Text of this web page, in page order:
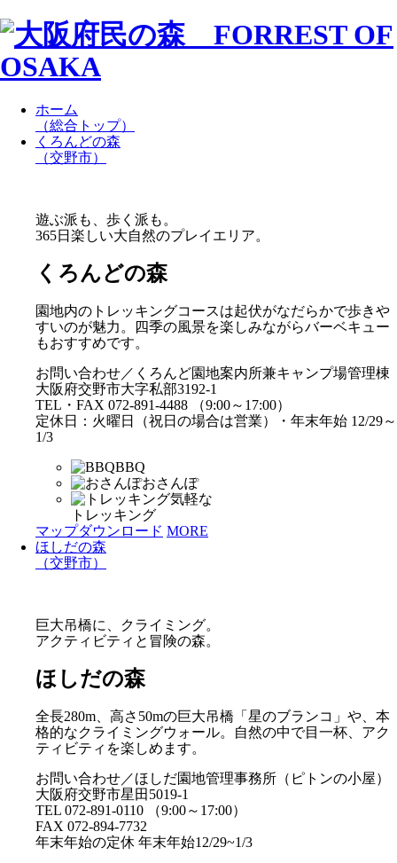
ホーム
（総合トップ）
くろんどの森
（交野市）
遊ぶ派も、歩く派も。
365日楽しい大自然のプレイエリア。
くろんどの森
園地内のトレッキングコースは起伏がなだらかで歩きや
すいのが魅力。四季の風景を楽しみながらバーベキュー
もおすすめです。
お問い合わせ／くろんど園地案内所兼キャンプ場管理棟
大阪府交野市大字私部3192-1
TEL・FAX 072-891-4488 （9:00～17:00）
定休日：火曜日（祝日の場合は営業）・年末年始 12/29～
1/3
BBQ
おさんぽ
気軽な
トレッキング
マップダウンロード MORE
ほしだの森
（交野市）
巨大吊橋に、クライミング。
アクティビティと冒険の森。
ほしだの森
全長280m、高さ50mの巨大吊橋「星のブランコ」や、本
格的なクライミングウォール。自然の中で目一杯、アク
ティビティを楽しめます。
お問い合わせ／ほしだ園地管理事務所（ピトンの小屋）
大阪府交野市星田5019-1
TEL 072-891-0110 （9:00～17:00）
FAX 072-894-7732
年末年始の定休 年末年始12/29~1/3